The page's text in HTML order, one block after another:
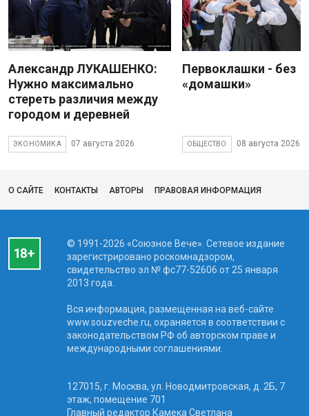
Александр ЛУКАШЕНКО:
Нужно максимально
стереть различия между
городом и деревней
ЭКОНОМИКА 07 августа 2026
Первоклашки - без
«домашки»
ОБЩЕСТВО 08 августа 2026
О САЙТЕ КОНТАКТЫ АВТОРЫ ПРАВОВАЯ ИНФОРМАЦИЯ
© 1991-2026 «Союзное Вече». Сетевое издание
зарегистрировано роскомнадзором,
свидетельство эл № фc77-52606 от 25 января
2013 года.
Вся информация, размещенная на веб-сайте
www.souzveche.ru, охраняется в соответствии с
законодательством РФ об авторском праве и
международными соглашениями.
127015, г. Москва, ул. Новодмитровская, д. 2Б, 7
этаж, помещение 701
Главный редактор Камека Светлана